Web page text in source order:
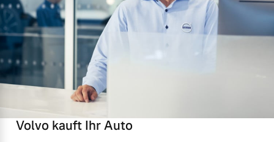
Volvo kauft Ihr Auto